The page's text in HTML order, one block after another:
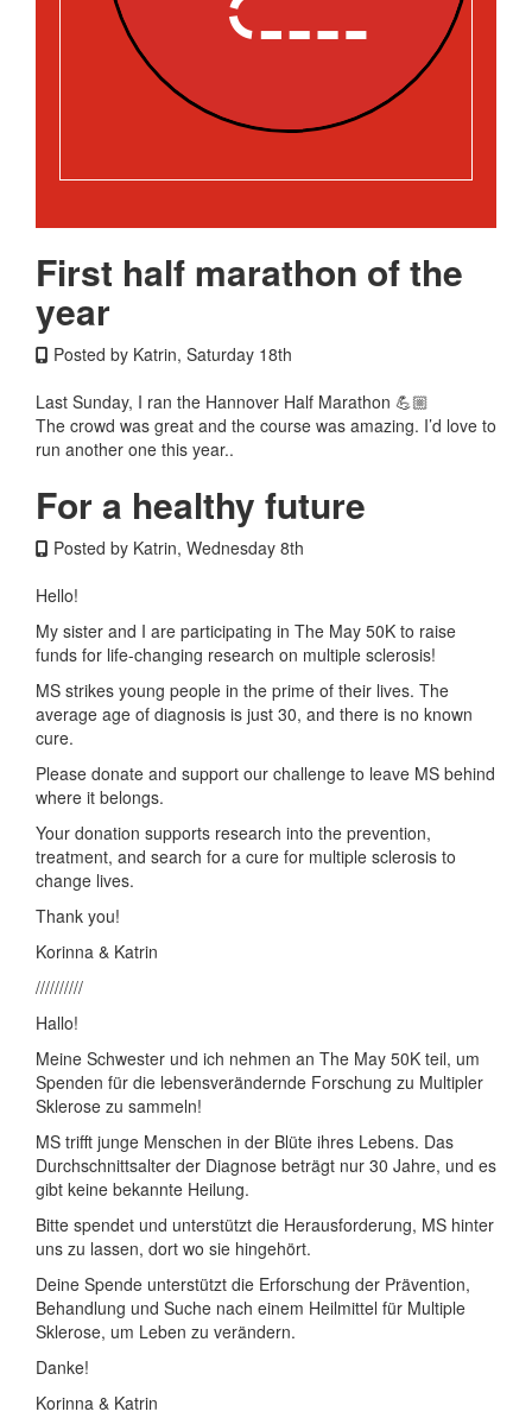
First half marathon of the
year
Posted by Katrin, Saturday 18th
Last Sunday, I ran the Hannover Half Marathon 💪🏼
The crowd was great and the course was amazing. I’d love to
run another one this year..
For a healthy future
Posted by Katrin, Wednesday 8th
Hello!
My sister and I are participating in The May 50K to raise
funds for life-changing research on multiple sclerosis!
MS strikes young people in the prime of their lives. The
average age of diagnosis is just 30, and there is no known
cure.
Please donate and support our challenge to leave MS behind
where it belongs.
Your donation supports research into the prevention,
treatment, and search for a cure for multiple sclerosis to
change lives.
Thank you!
Korinna & Katrin
//////////
Hallo!
Meine Schwester und ich nehmen an The May 50K teil, um
Spenden für die lebensverändernde Forschung zu Multipler
Sklerose zu sammeln!
MS trifft junge Menschen in der Blüte ihres Lebens. Das
Durchschnittsalter der Diagnose beträgt nur 30 Jahre, und es
gibt keine bekannte Heilung.
Bitte spendet und unterstützt die Herausforderung, MS hinter
uns zu lassen, dort wo sie hingehört.
Deine Spende unterstützt die Erforschung der Prävention,
Behandlung und Suche nach einem Heilmittel für Multiple
Sklerose, um Leben zu verändern.
Danke!
Korinna & Katrin